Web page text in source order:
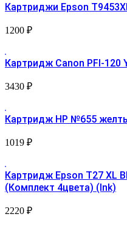
Картриджи Epson
1200 ₽
Картридж Canon PFI-120
3430 ₽
Картридж HP №655
1019 ₽
Картридж Epson T27 XL
(Комплект 4цвета) (Ink)
2220 ₽